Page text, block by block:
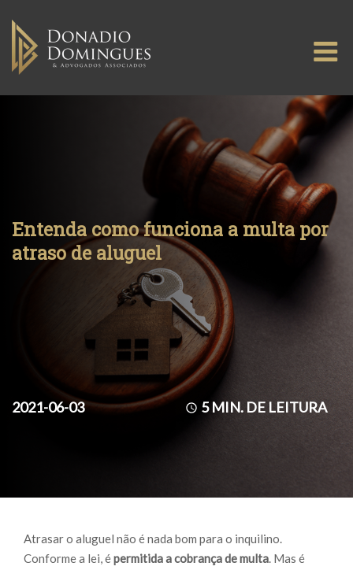
content
Entenda como funciona a multa por
atraso de aluguel
2021-06-03 5MIN. DE LEITURA
Atrasar o aluguel não é nada bom para o inquilino.
Conforme a lei, épermitida a cobrança de multa. Mas é